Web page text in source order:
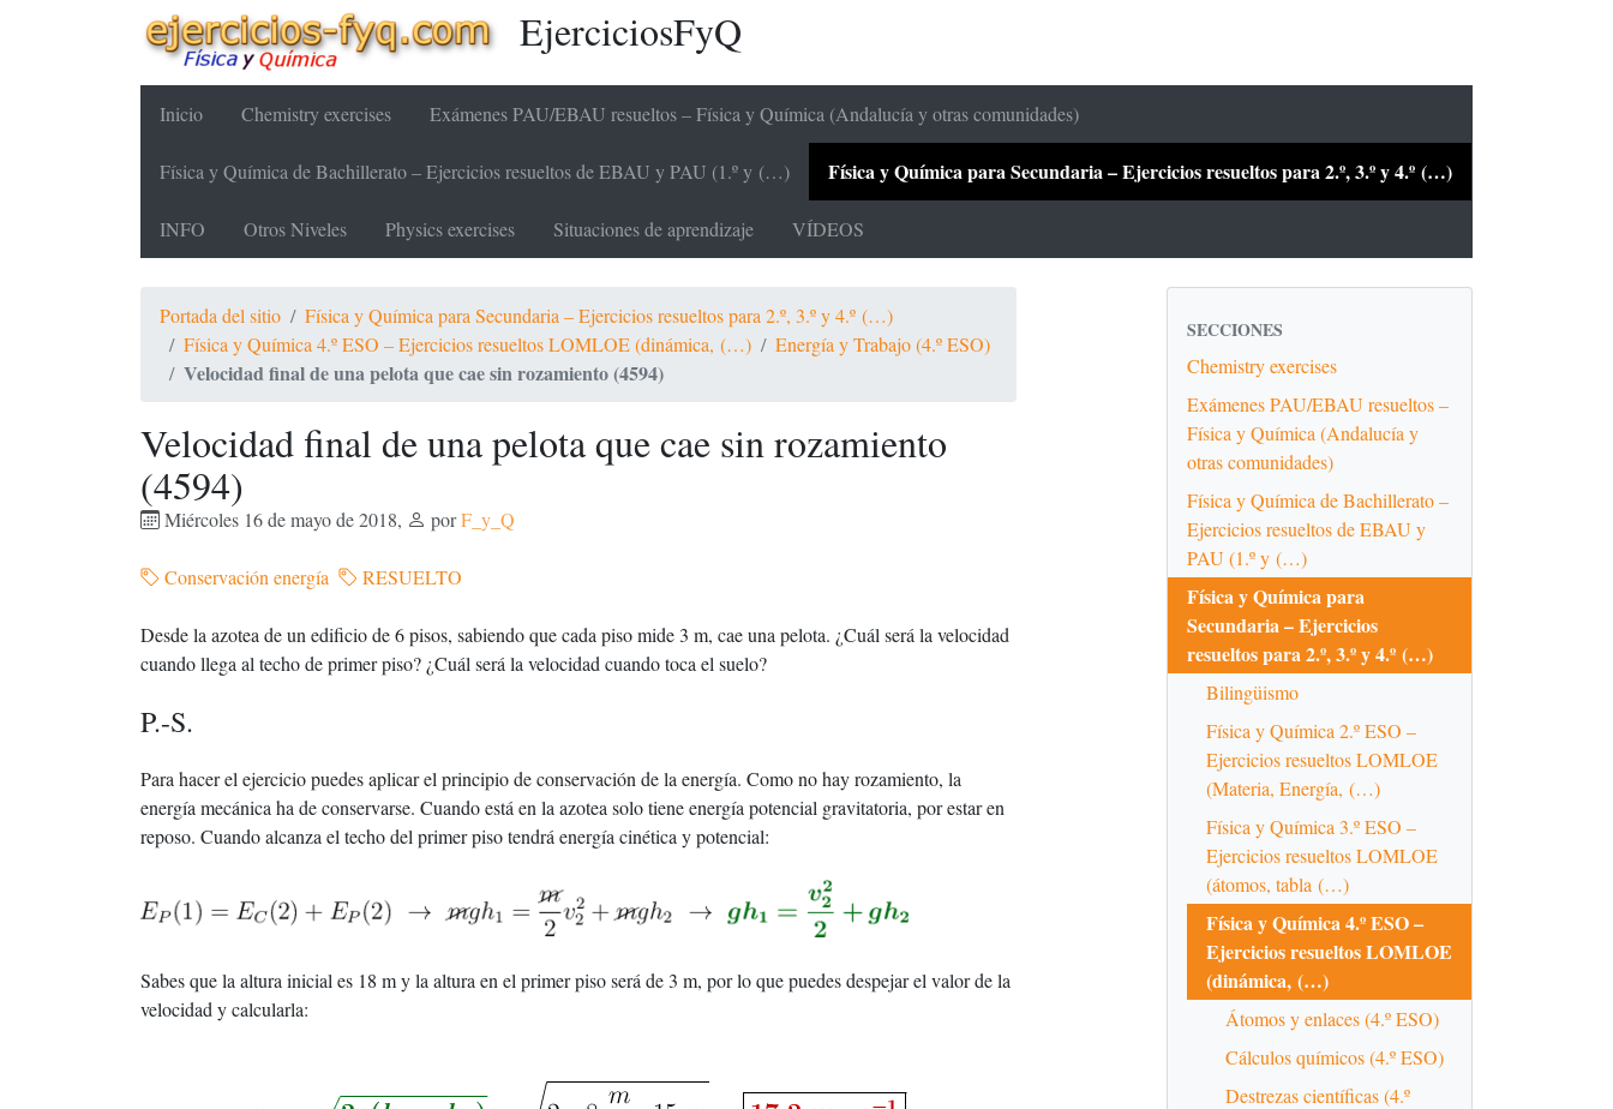
EjerciciosFyQ
Inicio Chemistry exercises Exámenes PAU/EBAU resueltos – Física y Química (Andalucía y otras comunidades)
Física y Química de Bachillerato – Ejercicios resueltos de EBAU y PAU (1.º y (…) Física y Química para Secundaria – Ejercicios resueltos para 2.º, 3.º y 4.º (…)
INFO Otros Niveles Physics exercises Situaciones de aprendizaje VÍDEOS
Portada del sitio
Física y Química para Secundaria – Ejercicios resueltos para 2.º, 3.º y 4.º (…)
Física y Química 4.º ESO – Ejercicios resueltos LOMLOE (dinámica, (…)
Energía y Trabajo (4.º ESO)
Velocidad final de una pelota que cae sin rozamiento (4594)
Velocidad final de una pelota que cae sin rozamiento
(4594)
Miércoles 16 de mayo de 2018, porF_y_Q
Conservación energía RESUELTO
Desde la azotea de un edificio de 6 pisos, sabiendo que cada piso mide 3 m, cae una pelota. ¿Cuál será la velocidad
cuando llega al techo de primer piso? ¿Cuál será la velocidad cuando toca el suelo?
P.-S.
Para hacer el ejercicio puedes aplicar el principio de conservación de la energía. Como no hay rozamiento, la
energía mecánica ha de conservarse. Cuando está en la azotea solo tiene energía potencial gravitatoria, por estar en
reposo. Cuando alcanza el techo del primer piso tendrá energía cinética y potencial:
Sabes que la altura inicial es 18 m y la altura en el primer piso será de 3 m, por lo que puedes despejar el valor de la
velocidad y calcularla:
SECCIONES
Chemistry exercises
Exámenes PAU/EBAU resueltos –
Física y Química (Andalucía y
otras comunidades)
Física y Química de Bachillerato –
Ejercicios resueltos de EBAU y
PAU (1.º y (…)
Física y Química para
Secundaria – Ejercicios
resueltos para 2.º, 3.º y 4.º (…)
Bilingüismo
Física y Química 2.º ESO –
Ejercicios resueltos LOMLOE
(Materia, Energía, (…)
Física y Química 3.º ESO –
Ejercicios resueltos LOMLOE
(átomos, tabla (…)
Física y Química 4.º ESO –
Ejercicios resueltos LOMLOE
(dinámica, (…)
Átomos y enlaces (4.º ESO)
Cálculos químicos (4.º ESO)
Destrezas científicas (4.º